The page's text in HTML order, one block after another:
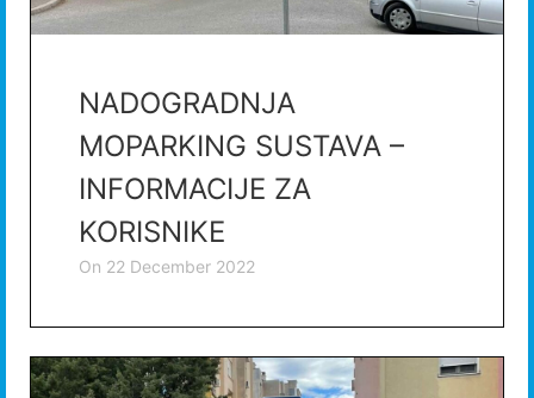
NADOGRADNJA
MOPARKING SUSTAVA –
INFORMACIJE ZA
KORISNIKE
on 22 December 2022